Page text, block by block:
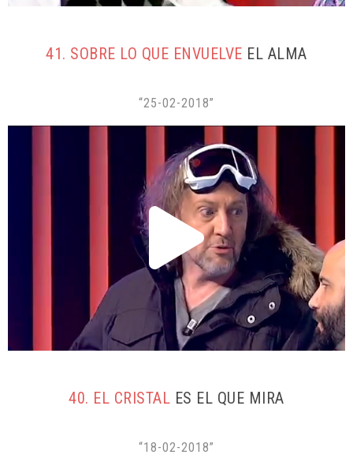
41. SOBRE LO QUE ENVUELVE EL ALMA
“25-02-2018”
40. EL CRISTAL ES EL QUE MIRA
“18-02-2018”